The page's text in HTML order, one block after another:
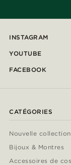
INSTAGRAM
YOUTUBE
FACEBOOK
CATÉGORIES
Nouvelle collection
Bijoux & Montres
Accessoires de